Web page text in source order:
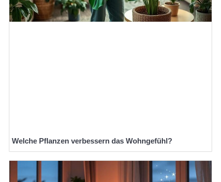
Welche Pflanzen verbessern das Wohngefühl?